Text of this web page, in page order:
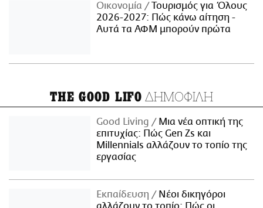
Οικονομία
Τουρισμός για Όλους
2026-2027: Πώς κάνω αίτηση -
Αυτά τα ΑΦΜ μπορούν πρώτα
THE GOOD LIFO ΔΗΜΟΦΙΛΗ
Good Living
Μια νέα οπτική της
επιτυχίας: Πώς Gen Zs και
Millennials αλλάζουν το τοπίο της
εργασίας
Εκπαίδευση
Νέοι δικηγόροι